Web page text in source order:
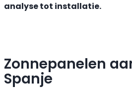
analyse tot installatie.
Zonnepanelen
Spanje